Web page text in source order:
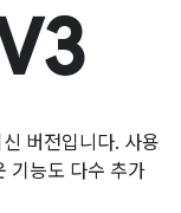
버전입니다. 사용
기능도 다수 추가